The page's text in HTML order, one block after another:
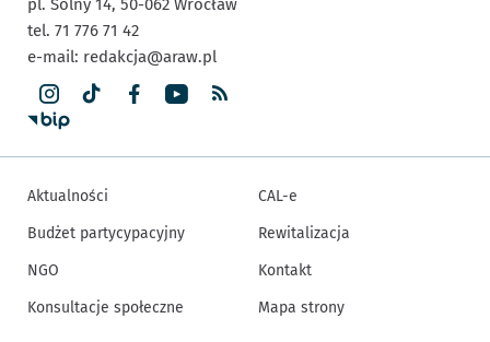
pl. Solny 14, 50-062 Wrocław
tel. 71 776 71 42
e-mail: redakcja@araw.pl
Aktualności
Budżet partycypacyjny
NGO
Konsultacje społeczne
CAL-e
Rewitalizacja
Kontakt
Mapa strony